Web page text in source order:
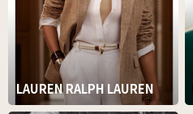
LAUREN RALPH LAUREN